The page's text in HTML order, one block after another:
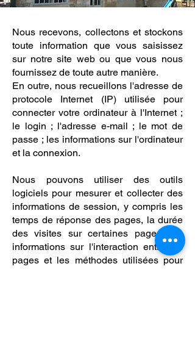
Nous recevons, collectons et stockons
toute information que vous saisissez
sur notre site web ou que vous nous
fournissez de toute autre manière.
En outre, nous recueillons l'adresse de
protocole Internet (IP) utilisée pour
connecter votre ordinateur à l'Internet ;
le login ; l'adresse e-mail ; le mot de
passe ; les informations sur l'ordinateur
et la connexion.
Nous pouvons utiliser des outils
logiciels pour mesurer et collecter des
informations de session, y compris les
temps de réponse des pages, la durée
des visites sur certaines pages, les
informations sur l'interaction entre les
pages et les méthodes utilisées pour